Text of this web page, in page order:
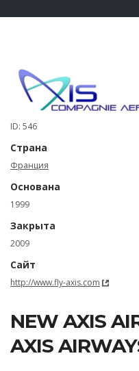
ID: 546
Страна
Франция
Основана
1999
Закрыта
2009
Сайт
http://www.fly-axis.com
NEW AXIS
AXIS